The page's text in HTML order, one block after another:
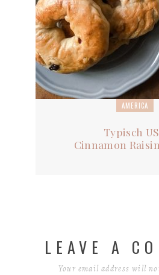
AMERICA
Typisch
Cinnamon
LEAVE A
Your email address will